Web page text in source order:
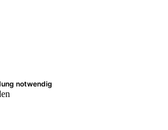
notwendig